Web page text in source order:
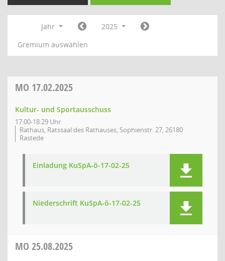
Jahr
2025
Gremium auswählen
MO 17.02.2025
Kultur- und Sportausschuss
17:00-18:29 Uhr
Rathaus, Ratssaal des Rathauses, Sophienstr. 27, 26180
Rastede
Einladung KuSpA-ö-17-02-25
Niederschrift KuSpA-ö-17-02-25
MO 25.08.2025